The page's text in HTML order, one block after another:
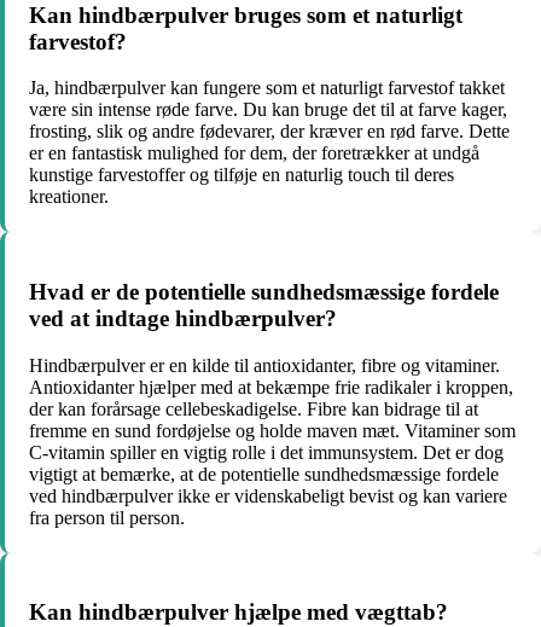
Kan hindbærpulver bruges som et naturligt
farvestof?
Ja, hindbærpulver kan fungere som et naturligt farvestof takket
være sin intense røde farve. Du kan bruge det til at farve kager,
frosting, slik og andre fødevarer, der kræver en rød farve. Dette
er en fantastisk mulighed for dem, der foretrækker at undgå
kunstige farvestoffer og tilføje en naturlig touch til deres
kreationer.
Hvad er de potentielle sundhedsmæssige fordele
ved at indtage hindbærpulver?
Hindbærpulver er en kilde til antioxidanter, fibre og vitaminer.
Antioxidanter hjælper med at bekæmpe frie radikaler i kroppen,
der kan forårsage cellebeskadigelse. Fibre kan bidrage til at
fremme en sund fordøjelse og holde maven mæt. Vitaminer som
C-vitamin spiller en vigtig rolle i det immunsystem. Det er dog
vigtigt at bemærke, at de potentielle sundhedsmæssige fordele
ved hindbærpulver ikke er videnskabeligt bevist og kan variere
fra person til person.
Kan hindbærpulver hjælpe med vægttab?